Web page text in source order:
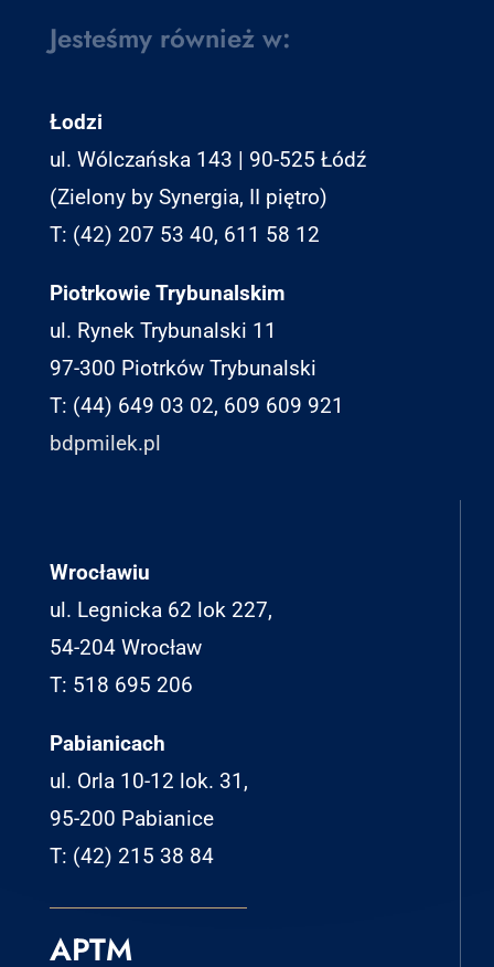
Jesteśmy również w:
Łodzi
ul. Wólczańska 143 | 90-525 Łódź
(Zielony by Synergia, II piętro)
T: (42) 207 53 40, 611 58 12
Piotrkowie Trybunalskim
ul. Rynek Trybunalski 11
97-300 Piotrków Trybunalski
T: (44) 649 03 02, 609 609 921
bdpmilek.pl
Wrocławiu
ul. Legnicka 62 lok 227,
54-204 Wrocław
T: 518 695 206
Pabianicach
ul. Orla 10-12 lok. 31,
95-200 Pabianice
T: (42) 215 38 84
APTM